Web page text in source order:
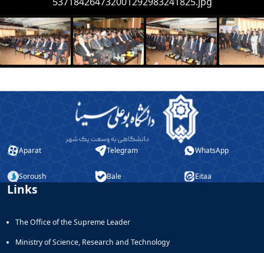
Aparat Telegram WhatsApp
Soroush Bale Eitaa
Links
The Office of the Supreme Leader
Ministry of Science, Research and Technology